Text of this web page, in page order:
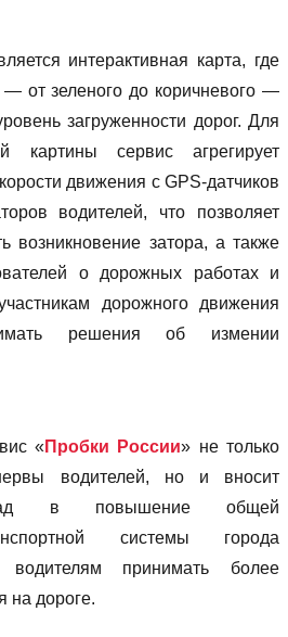
интерактивная карта, где
— от зеленого до коричневого —
загруженности дорог. Для
картины сервис агрегирует
движения с GPS-датчиков
водителей, что позволяет
возникновение затора, а также
о дорожных работах и
дорожного движения
решения об измении
« Пробки России» не только
водителей, но и вносит
в повышение общей
системы города
водителям принимать более
на дороге.